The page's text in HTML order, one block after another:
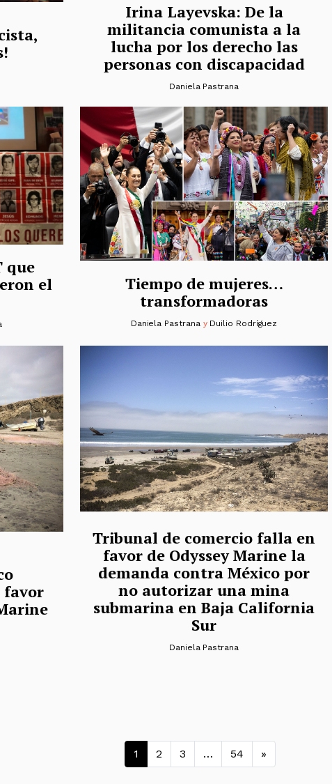
Irina Layevska: De la
militancia comunista a la
lucha por los derecho las
personas con discapacidad
Daniela Pastrana
que
el
Tiempo de mujeres…
transformadoras
Daniela Pastrana y Duilio Rodríguez
favor
Tribunal de comercio falla en
favor de Odyssey Marine la
demanda contra México por
no autorizar una mina
submarina en Baja California
Sur
Daniela Pastrana
Navegación de
1 2 3 … 54 »